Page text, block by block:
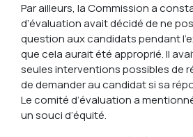
Par ailleurs, la Commission a
d’évaluation avait décidé de ne
question aux candidats pendant
que cela aurait été approprié. Il
seules interventions possibles de
de demander au candidat si sa
Le comité d’évaluation a
un souci d’équité.